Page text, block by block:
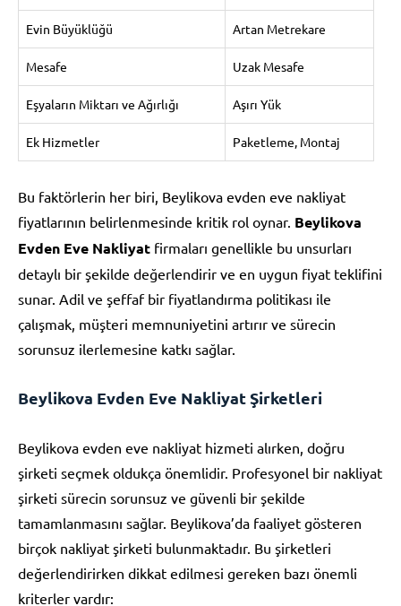
Evin Büyüklüğü Artan Metrekare
Mesafe Uzak Mesafe
Eşyaların Miktarı ve Ağırlığı Aşırı Yük
Ek Hizmetler Paketleme, Montaj
Bu faktörlerin her biri, Beylikova evden eve nakliyat
fiyatlarının belirlenmesinde kritik rol oynar. Beylikova
Evden Eve Nakliyat firmaları genellikle bu unsurları
detaylı bir şekilde değerlendirir ve en uygun fiyat teklifini
sunar. Adil ve şeffaf bir fiyatlandırma politikası ile
çalışmak, müşteri memnuniyetini artırır ve sürecin
sorunsuz ilerlemesine katkı sağlar.
Beylikova Evden Eve Nakliyat Şirketleri
Beylikova evden eve nakliyat hizmeti alırken, doğru
şirketi seçmek oldukça önemlidir. Profesyonel bir nakliyat
şirketi sürecin sorunsuz ve güvenli bir şekilde
tamamlanmasını sağlar. Beylikova’da faaliyet gösteren
birçok nakliyat şirketi bulunmaktadır. Bu şirketleri
değerlendirirken dikkat edilmesi gereken bazı önemli
kriterler vardır: